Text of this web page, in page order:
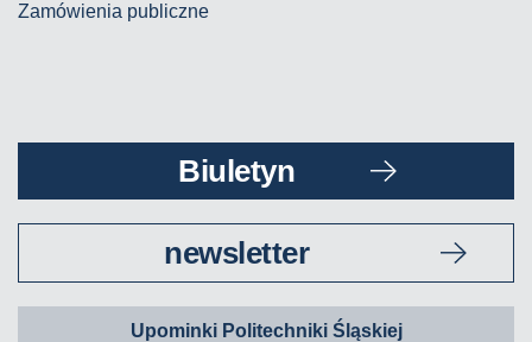
Zamówienia publiczne
Biuletyn
newsletter
Upominki Politechniki Śląskiej